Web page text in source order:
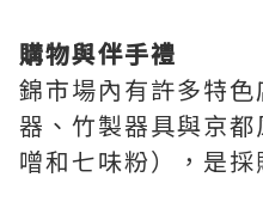
購物與伴手禮
錦市場內有許多特
器、竹製器具與京
噌和七味粉），是採